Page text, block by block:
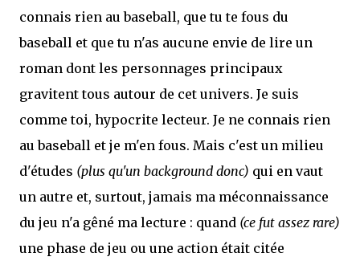
connais rien au baseball, que tu te fous du
baseball et que tu n'as aucune envie de lire un
roman dont les personnages principaux
gravitent tous autour de cet univers. Je suis
comme toi, hypocrite lecteur. Je ne connais rien
au baseball et je m'en fous. Mais c'est un milieu
d'études (plus qu'un background donc) qui en vaut
un autre et, surtout, jamais ma méconnaissance
du jeu n'a gêné ma lecture : quand (ce fut assez rare)
une phase de jeu ou une action était citée